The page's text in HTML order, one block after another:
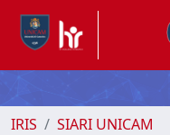
IRIS
SIARI UNICAM